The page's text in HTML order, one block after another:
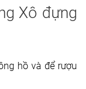
Xô đựng
hồ và để rượu